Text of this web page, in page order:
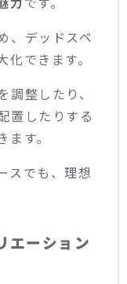
、デッドスペ
できます。
整したり、
置したりする
す。
スでも、理想
エーション